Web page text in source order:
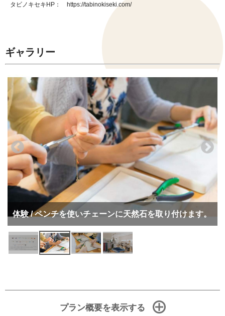
タビノキセキHP： https://tabinokiseki.com/
ギャラリー
体験 / ペンチを使いチェーンに天然石を取り付けます。
プラン概要を表示する